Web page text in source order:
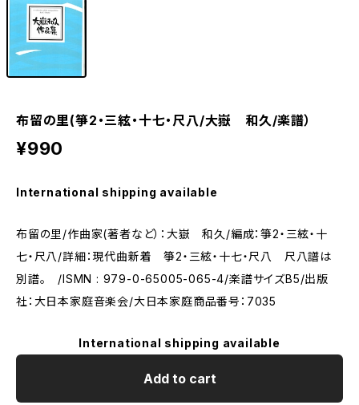
布留の里(箏2・三絃・十七・尺八/大嶽 和久/楽譜）
¥990
International shipping available
布留の里/作曲家(著者など）：大嶽 和久/編成：箏2・三絃・十
七・尺八/詳細：現代曲新着 箏2・三絃・十七・尺八 尺八譜は
別譜。 /ISMN : 979-0-65005-065-4/楽譜サイズB5/出版
社：大日本家庭音楽会/大日本家庭商品番号：7035
International shipping available
Add to cart